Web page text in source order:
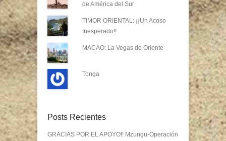
de América del Sur
TIMOR ORIENTAL: ¡¡Un Acoso
Inesperado!!
MACAO: La Vegas de Oriente
Tonga
Posts Recientes
GRACIAS POR EL APOYO!! Mzungu-Operación